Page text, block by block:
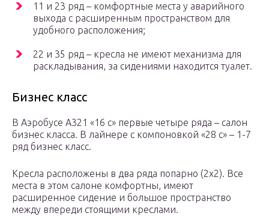
11 и 23 ряд – комфортные места у аварийного
выхода с расширенным пространством для
удобного расположения;
22 и 35 ряд – кресла не имеют механизма для
раскладывания, за сидениями находится туалет.
Бизнес класс
В Аэробусе А321 «16 с» первые четыре ряда – салон
бизнес класса. В лайнере с компоновкой «28 с» – 1-7
ряд бизнес класс.
Кресла расположены в два ряда попарно (2х2). Все
места в этом салоне комфортны, имеют
расширенное сидение и большое пространство
между впереди стоящими креслами.